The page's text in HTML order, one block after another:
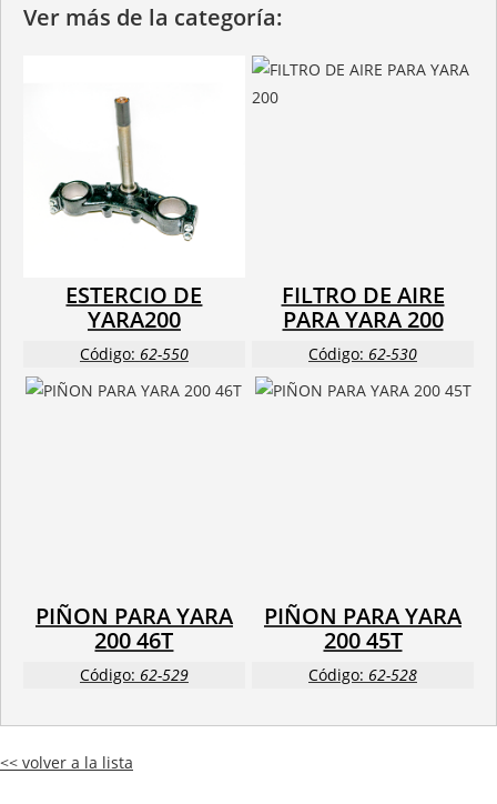
Ver más de la categoría:
ESTERCIO DE
YARA200
Código: 62-550
FILTRO DE AIRE
PARA YARA 200
Código: 62-530
PIÑON PARA YARA
200 46T
Código: 62-529
PIÑON PARA YARA
200 45T
Código: 62-528
<< volver a la lista